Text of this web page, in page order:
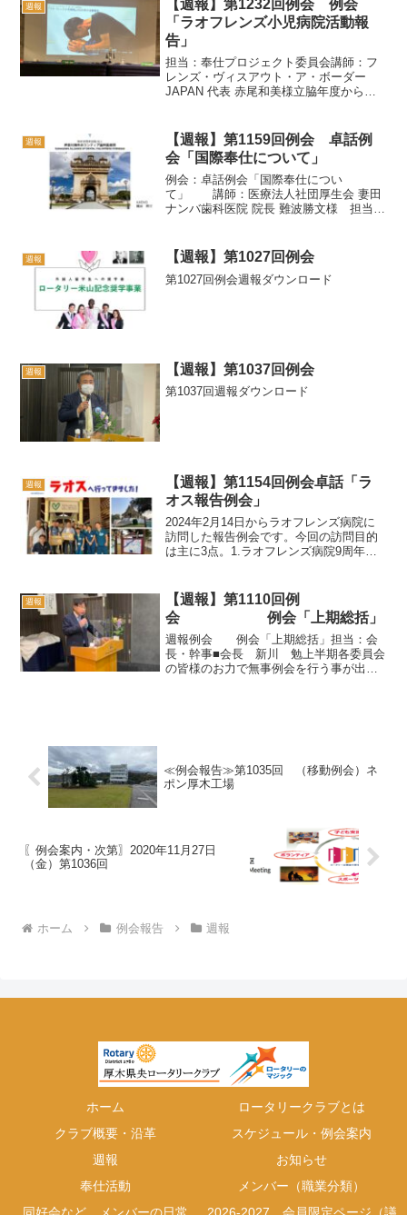
週報
【週報】第1232回例会 例会
「ラオフレンズ小児病院活動報
告」
担当：奉仕プロジェクト委員会講師：フ
レンズ・ヴィスアウト・ア・ボーダー
JAPAN 代表 赤尾和美様立脇年度からク
様にお話しいただきました。また先日、
愛子様が訪問された際...
週報
【週報】第1159回例会 卓話例
会「国際奉仕について」
例会：卓話例会「国際奉仕につい
て」 講師：医療法人社団厚生会 妻田
ナンバ歯科医院 院長 難波勝文様 担当：
週報 【週報】第1027回例会
第1027回例会週報ダウンロード
週報 【週報】第1037回例会
第1037回週報ダウンロード
週報
【週報】第1154回例会卓話「ラ
オス報告例会」
2024年2月14日からラオフレンズ病院に
訪問した報告例会です。今回の訪問目的
は主に3点。1.ラオフレンズ病院9周年式
届けるプロジェクトラオフレンズ病院9周
年式典で...
週報
【週報】第1110回例
会 例会「上期総括」
週報例会 例会「上期総括」担当：会
長・幹事■会長 新川 勉上半期各委員会
の皆様のお力で無事例会を行う事が出来
≪例会報告≫第1035回 （移動例会）ネ
ポン厚木工場
〖例会案内・次第〗2020年11月27日
（金）第1036回
ホーム 例会報告 週報
ホーム
ロータリークラブとは
クラブ概要・沿革
スケジュール・例会案内
週報
お知らせ
奉仕活動
メンバー（職業分類）
同好会など、メンバーの日常
2026-2027 会員限定ページ（議